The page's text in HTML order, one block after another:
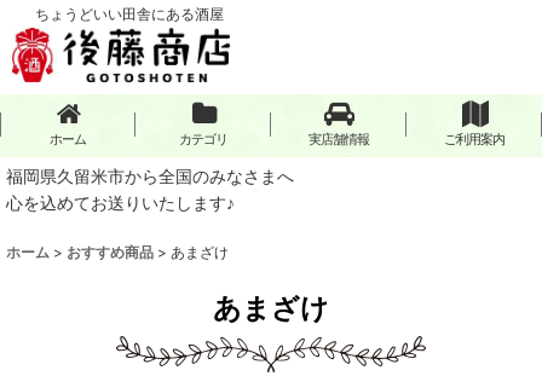
ちょうどいい田舎にある酒屋
ホーム カテゴリ 実店舗情報 ご利用案内
福岡県久留米市から全国のみなさまへ
心を込めてお送りいたします♪
ホーム > おすすめ商品 > あまざけ
あまざけ